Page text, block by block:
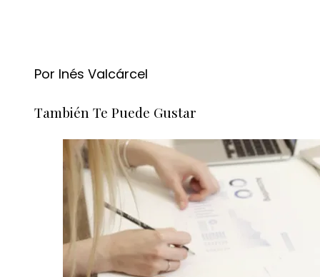
Por Inés Valcárcel
También Te Puede Gustar